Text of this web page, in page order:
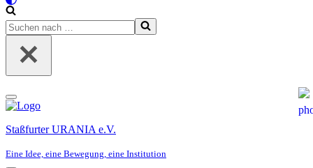
Suchen
nach …
Navigationsmenü
Staßfurter URANIA e.V.
Eine Idee, eine Bewegung, eine Institution